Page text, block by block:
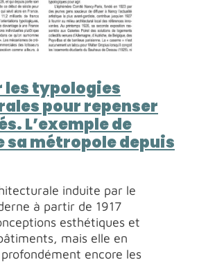
les typologies
pour repenser
L’exemple de
sa métropole depuis
induite par le
à partir de 1917
esthétiques et
mais elle en
encore les